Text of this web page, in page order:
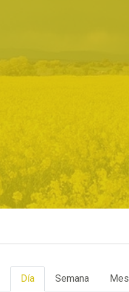
Día Semana Mes